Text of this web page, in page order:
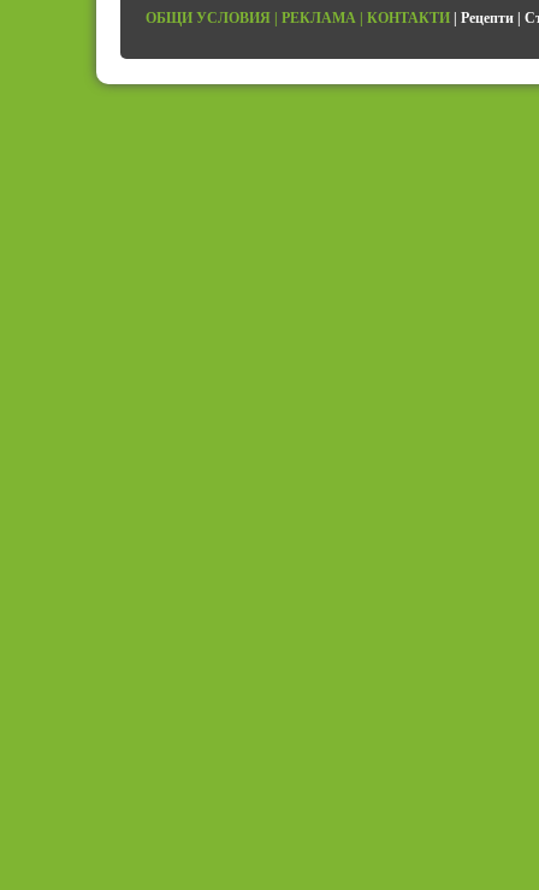
ОБЩИ УСЛОВИЯ РЕКЛАМА КОНТАКТИ Рецепти